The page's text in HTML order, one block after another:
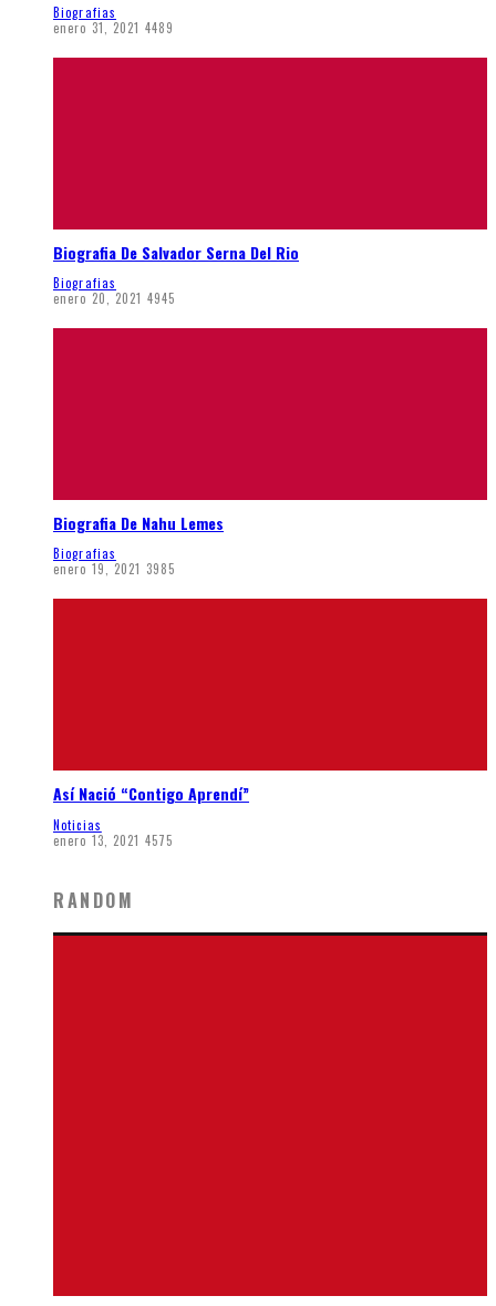
Biografias
enero 31, 2021 4489
Biografia De Salvador Serna Del Rio
Biografias
enero 20, 2021 4945
Biografia De Nahu Lemes
Biografias
enero 19, 2021 3985
Así Nació “Contigo Aprendí”
Noticias
enero 13, 2021 4575
RANDOM